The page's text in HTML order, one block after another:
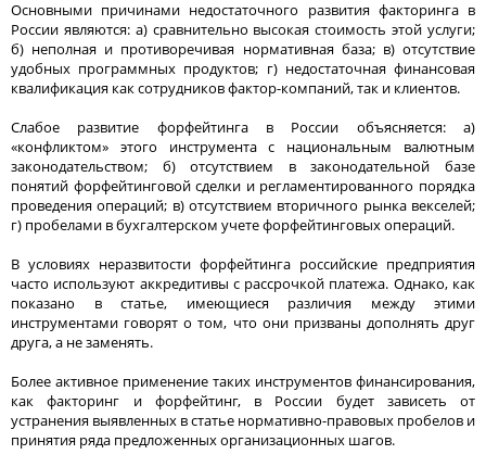
Основными причинами недостаточного развития факторинга в
России являются: а) сравнительно высокая стоимость этой услуги;
б) неполная и противоречивая нормативная база; в) отсутствие
удобных программных продуктов; г) недостаточная финансовая
квалификация как сотрудников фактор-компаний, так и клиентов.
Слабое развитие форфейтинга в России объясняется: а)
«конфликтом» этого инструмента с национальным валютным
законодательством; б) отсутствием в законодательной базе
понятий форфейтинговой сделки и регламентированного порядка
проведения операций; в) отсутствием вторичного рынка векселей;
г) пробелами в бухгалтерском учете форфейтинговых операций.
В условиях неразвитости форфейтинга российские предприятия
часто используют аккредитивы с рассрочкой платежа. Однако, как
показано в статье, имеющиеся различия между этими
инструментами говорят о том, что они призваны дополнять друг
друга, а не заменять.
Более активное применение таких инструментов финансирования,
как факторинг и форфейтинг, в России будет зависеть от
устранения выявленных в статье нормативно-правовых пробелов и
принятия ряда предложенных организационных шагов.